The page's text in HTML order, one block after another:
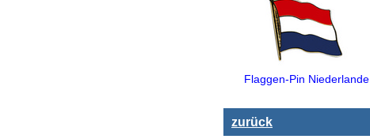
Flaggen-Pin Niederlande
zurück